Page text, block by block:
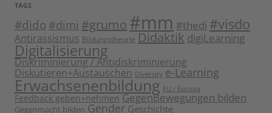
TAGS
#dido #dimi #grumo #mm #thedi #visdo
Antirassismus Bildungstheorie Didaktik digiLearning
Digitalisierung
Diskriminierung / Antidiskriminierung
Diskutieren+Austauschen Diversity e-Learning
Erwachsenenbildung EU / Europa
Feedback geben+nehmen GegenBewegungen bilden
Gegenmacht bilden Gender Geschichte